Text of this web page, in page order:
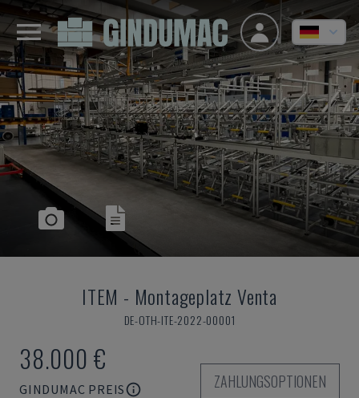
ITEM - Montageplatz Venta
DE-OTH-ITE-2022-00001
38.000 €
GINDUMAC PREIS
ZAHLUNGSOPTIONEN